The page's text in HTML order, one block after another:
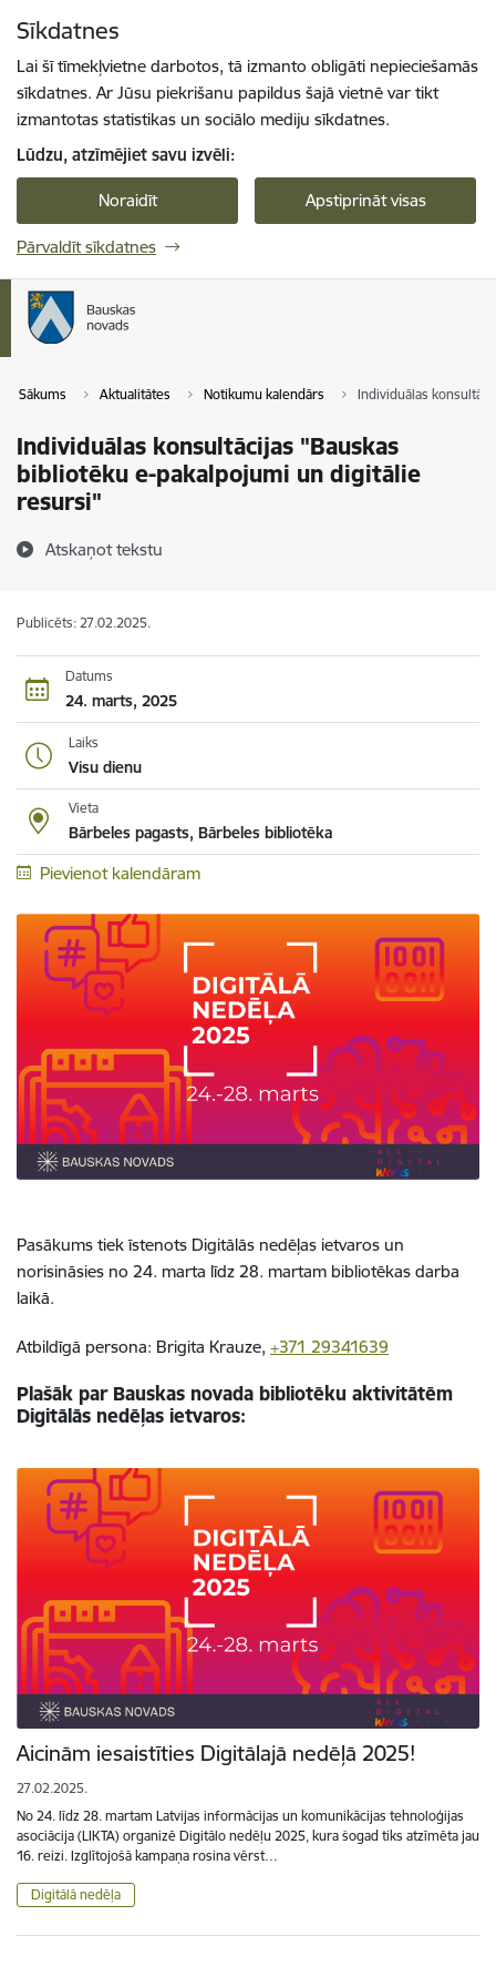
Sīkdatnes
Lai šī tīmekļvietne darbotos, tā izmanto obligāti nepieciešamās
sīkdatnes. Ar Jūsu piekrišanu papildus šajā vietnē var tikt
izmantotas statistikas un sociālo mediju sīkdatnes.
Lūdzu, atzīmējiet savu izvēli:
Noraidīt Apstiprināt visas
Pārvaldīt sīkdatnes
Sākums Aktualitātes Notikumu kalendārs Individuālas
Individuālas konsultācijas "Bauskas
bibliotēku e-pakalpojumi un digitālie
resursi"
Atskaņot tekstu
Publicēts: 27.02.2025.
Datums
24. marts, 2025
Laiks
Visu dienu
Vieta
Bārbeles pagasts, Bārbeles bibliotēka
Pievienot kalendāram
Pasākums tiek īstenots Digitālās nedēļas ietvaros un
norisināsies no 24. marta līdz 28. martam bibliotēkas darba
laikā.
Atbildīgā persona: Brigita Krauze, +371 29341639
Plašāk par Bauskas novada bibliotēku aktivitātēm
Digitālās nedēļas ietvaros:
Aicinām iesaistīties Digitālajā nedēļā 2025!
27.02.2025.
No 24. līdz 28. martam Latvijas informācijas un komunikācijas tehnoloģijas
asociācija (LIKTA) organizē Digitālo nedēļu 2025, kura šogad tiks atzīmēta jau
16. reizi. Izglītojošā kampaņa rosina vērst…
Digitālā nedēļa